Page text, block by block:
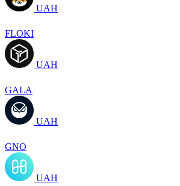
UAH
FLOKI
UAH
GALA
UAH
GNO
UAH